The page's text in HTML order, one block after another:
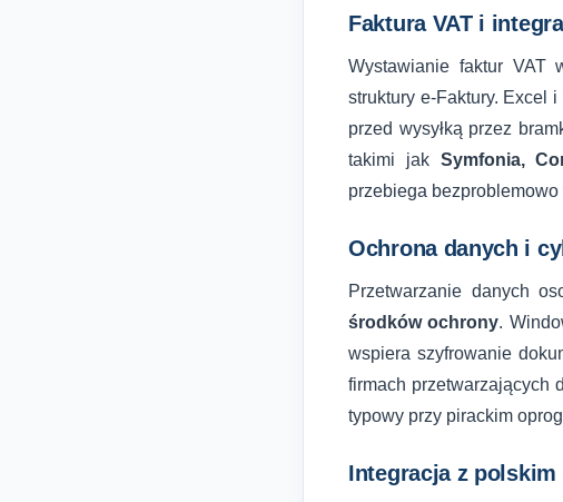
Faktura VAT i
Wystawianie faktur VAT
struktury e-Faktury. Excel
przed wysyłką przez
takimi jak Symfonia,
przebiega
Ochrona danych i
Przetwarzanie danych
środków ochrony.
wspiera szyfrowanie
firmach przetwarzających
typowy przy pirackim
Integracja z